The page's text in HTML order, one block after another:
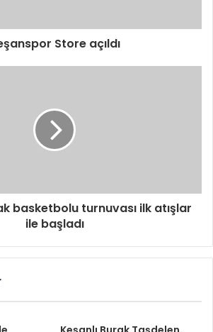
Store açıldı
basketbolu turnuvası ilk atışlar
ile başladı